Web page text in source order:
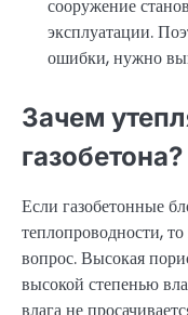
сооружение
эксплуатации.
ошибки, нужно
Зачем
газобетона?
Если газобетонные
теплопроводности,
вопрос. Высокая
высокой степенью
влага не